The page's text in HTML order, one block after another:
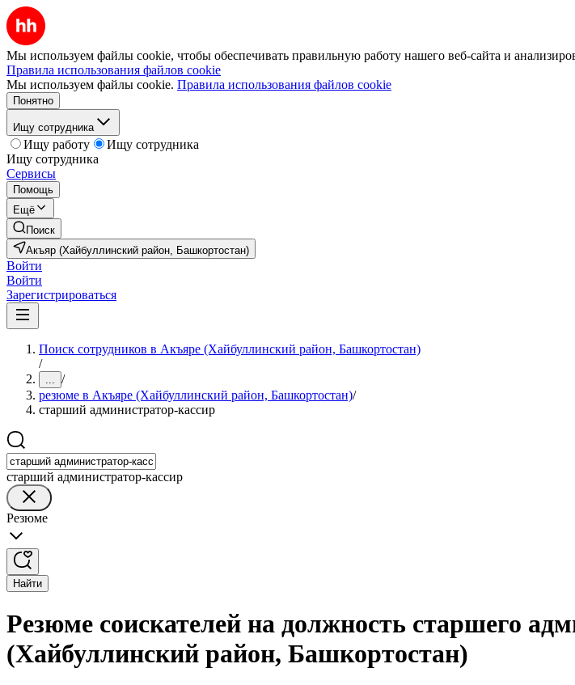
Мы используем файлы cookie, чтобы обеспечивать правильную работу нашего веб-сайта и
Правила использования файлов cookie
Мы используем файлы cookie. Правила использования файлов cookie
Понятно
Ищу сотрудника
Ищу работу
Ищу сотрудника
Ищу сотрудника
Сервисы
Помощь
Ещё
Поиск
Акъяр (Хайбуллинский район, Башкортостан)
Войти
Войти
Зарегистрироваться
Поиск сотрудников в Акъяре (Хайбуллинский район, Башкортостан)
/
... /
резюме в Акъяре (Хайбуллинский район, Башкортостан)/
старший администратор-кассир
старший администратор-кассир
Резюме
Найти
Резюме соискателей на должность старшего
(Хайбуллинский район, Башкортостан)